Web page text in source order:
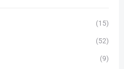
(15)
(52)
(9)